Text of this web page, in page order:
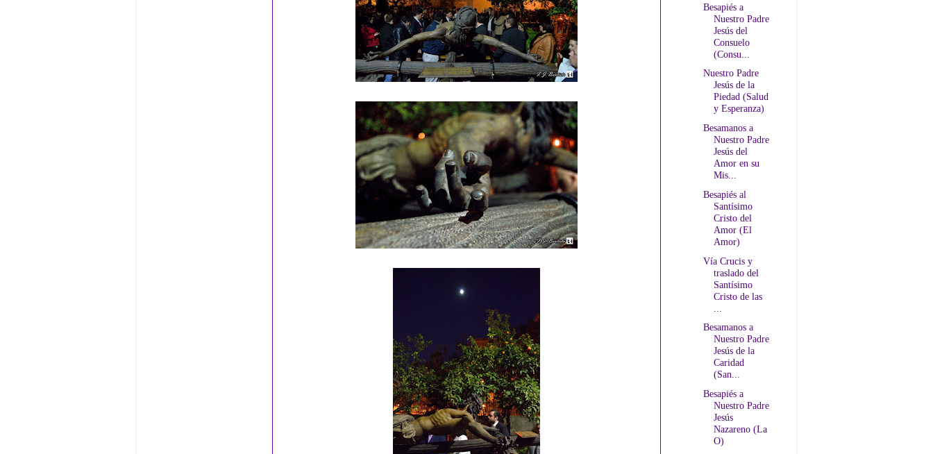
Besapiés a
Nuestro Padre
Jesús del
Consuelo
(Consu...
Nuestro Padre
Jesús de la
Piedad (Salud
y Esperanza)
Besamanos a
Nuestro Padre
Jesús del
Amor en su
Mis...
Besapiés al
Santísimo
Cristo del
Amor (El
Amor)
Vía Crucis y
traslado del
Santísimo
Cristo de las
Besamanos a
Nuestro Padre
Jesús de la
Caridad
(San...
Besapiés a
Nuestro Padre
Jesús
Nazareno (La
O)